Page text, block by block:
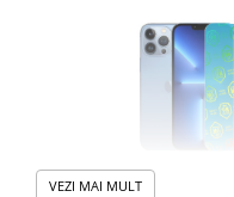
VEZI MAI MULT